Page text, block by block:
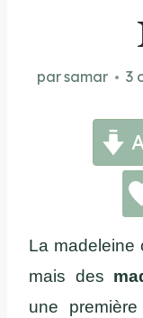
parsamar 3
La madeleine
mais des
une